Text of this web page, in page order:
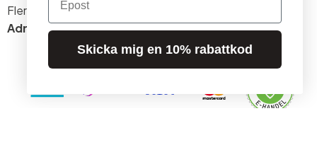
Fler kontaktuppgifter »
Adress:Kungsholmsgatan 6, 112 27 Stockholm
Skicka mig en 10% rabattkod